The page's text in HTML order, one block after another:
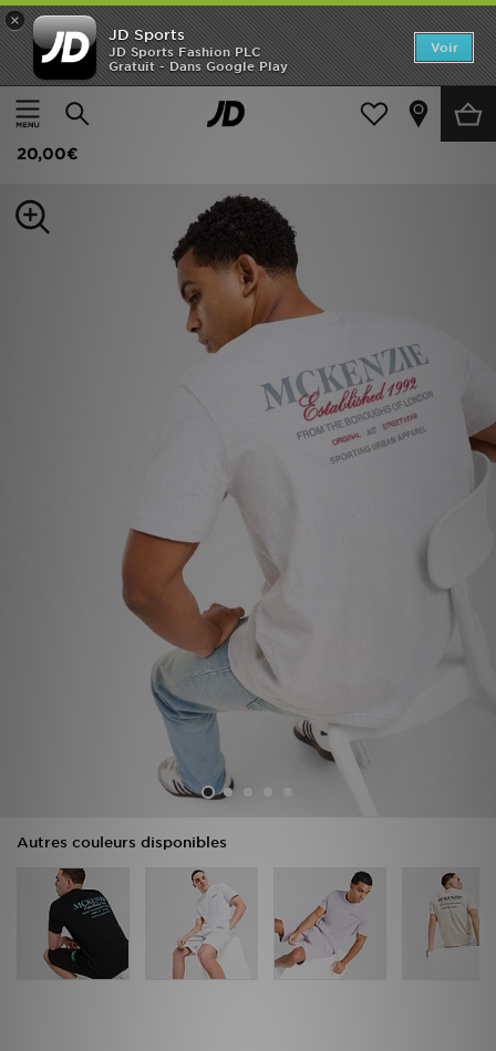
×
JD Sports
JD Sports Fashion PLC
Gratuit - Dans Google Play
Voir
Accueil
Homme Vêtements Homme T-shirts et Débardeurs
McKenzie T-shirt Type
20,00€
Autres couleurs disponibles
Accueil
Nouveautés
Enfant
Suivre Ma Commande